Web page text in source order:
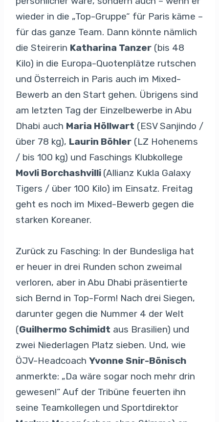
wieder in die „Top-Gruppe“ für Paris käme –
für das ganze Team. Dann könnte nämlich
die Steirerin Katharina Tanzer (bis 48
Kilo) in die Europa-Quotenplätze rutschen
und Österreich in Paris auch im Mixed-
Bewerb an den Start gehen. Übrigens sind
am letzten Tag der Einzelbewerbe in Abu
Dhabi auch Maria Höllwart (ESV Sanjindo /
über 78 kg), Laurin Böhler (LZ Hohenems
/ bis 100 kg) und Faschings Klubkollege
Movli Borchashvilli (Allianz Kukla Galaxy
Tigers / über 100 Kilo) im Einsatz. Freitag
geht es noch im Mixed-Bewerb gegen die
starken Koreaner.
Zurück zu Fasching: In der Bundesliga hat
er heuer in drei Runden schon zweimal
verloren, aber in Abu Dhabi präsentierte
sich Bernd in Top-Form! Nach drei Siegen,
darunter gegen die Nummer 4 der Welt
(Guilhermo Schimidt aus Brasilien) und
zwei Niederlagen Platz sieben. Und, wie
ÖJV-Headcoach Yvonne Snir-Bönisch
anmerkte: „Da wäre sogar noch mehr drin
gewesen!“ Auf der Tribüne feuerten ihn
seine Teamkollegen und Sportdirektor